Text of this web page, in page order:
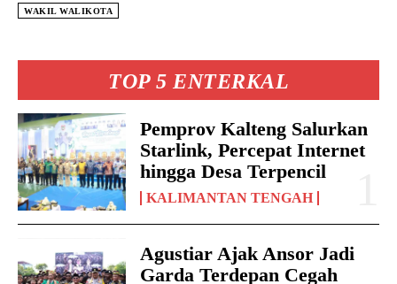
TOP 5 ENTERKAL
Pemprov Kalteng Salurkan
Starlink, Percepat Internet
hingga Desa Terpencil
KALIMANTAN TENGAH
Agustiar Ajak Ansor Jadi
Garda Terdepan Cegah
WAKIL WALIKOTA